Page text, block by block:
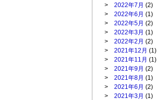
> 2022年7月 (2)
> 2022年6月 (1)
> 2022年5月 (2)
> 2022年3月 (1)
> 2022年2月 (2)
> 2021年12月 (1)
> 2021年11月 (1)
> 2021年9月 (2)
> 2021年8月 (1)
> 2021年6月 (2)
> 2021年3月 (1)